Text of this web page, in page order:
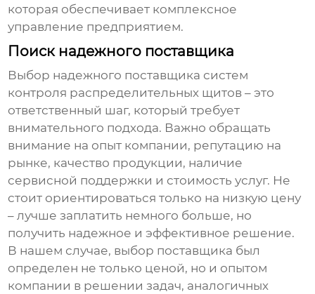
которая обеспечивает комплексное
управление предприятием.
Поиск надежного поставщика
Выбор надежного поставщика систем
контроля распределительных щитов – это
ответственный шаг, который требует
внимательного подхода. Важно обращать
внимание на опыт компании, репутацию на
рынке, качество продукции, наличие
сервисной поддержки и стоимость услуг. Не
стоит ориентироваться только на низкую цену
– лучше заплатить немного больше, но
получить надежное и эффективное решение.
В нашем случае, выбор поставщика был
определен не только ценой, но и опытом
компании в решении задач, аналогичных